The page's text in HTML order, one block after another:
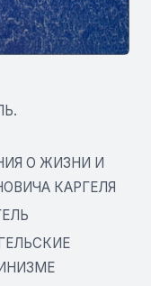
О ЖИЗНИ И
КАРГЕЛЯ